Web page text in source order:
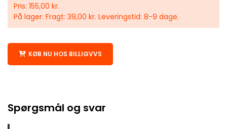
Pris: 155,00 kr.
På lager. Fragt: 39,00 kr. Leveringstid: 8-9 dage.
KØB NU HOS BILLIGVVS
Spørgsmål og svar